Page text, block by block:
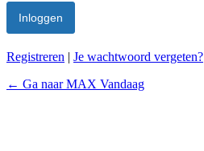
Registreren | Je wachtwoord vergeten?
← Ga naar MAX Vandaag